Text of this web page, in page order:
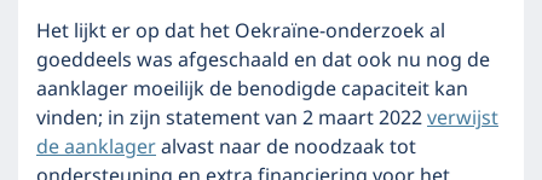
Het lijkt er op dat het Oekraïne-onderzoek al
goeddeels was afgeschaald en dat ook nu nog de
aanklager moeilijk de benodigde capaciteit kan
vinden; in zijn statement van 2 maart 2022verwijst
de aanklageralvast naar de noodzaak tot